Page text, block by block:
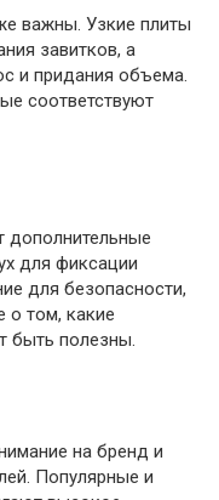
важны. Узкие плиты
завитков, а
и придания объема.
соответствуют
для фиксации
для безопасности,
о том, какие
быть полезны.
на бренд и
Популярные и